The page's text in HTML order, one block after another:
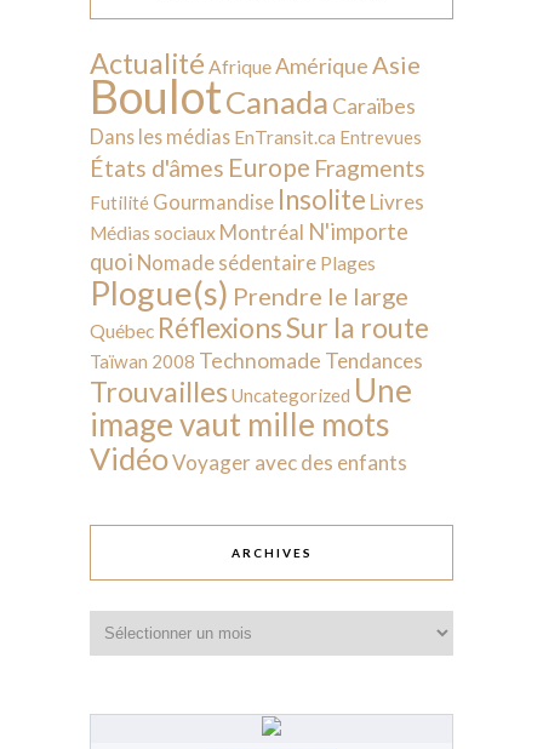
Actualité AfriqueAmérique Asie
BoulotCanada Caraïbes
Dans les médias EnTransit.ca Entrevues
États d'âmes Europe Fragments
Futilité Gourmandise Insolite Livres
Médias sociaux Montréal N'importe
quoi Nomade sédentaire Plages
Plogue(s) Prendre le large
Québec RéflexionsSur la route
Taïwan 2008 Technomade Tendances
Trouvailles Uncategorized Une
image vaut mille mots
VidéoVoyager avec des enfants
ARCHIVES